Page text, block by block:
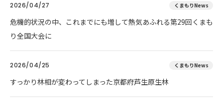
2026/04/27 くまもりNews
危機的状況の中、これまでにも増して熱気あふれる第29回くまも
り全国大会に
2026/04/25 くまもりNews
すっかり林相が変わってしまった京都府芦生原生林